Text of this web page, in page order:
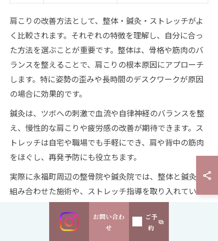
肩こりの改善方法として、整体・鍼灸・ストレッチがよ
く比較されます。それぞれの特徴を理解し、自分に合っ
た方法を選ぶことが重要です。整体は、骨格や筋肉のバ
ランスを整えることで、肩こりの根本原因にアプローチ
します。特に姿勢の歪みや長時間のデスクワークが原因
の場合に効果的です。
鍼灸は、ツボへの刺激で血流や自律神経のバランスを整
え、慢性的な肩こりや疲労感の改善が期待できます。ス
トレッチは自宅や職場でも手軽にでき、肩や背中の筋肉
をほぐし、再発予防にも役立ちます。
実際に永福町周辺の整骨院や鍼灸院では、整体と鍼灸を
組み合わせた施術や、ストレッチ指導を取り入れている
施設も多く、利用者の口コミでも「肩こりが軽減した」
との声が寄せられています。自身の体質や生活環境に合
った方法を選択し、継続して取り組むことが成功のポイ
お問い合わ
せ
ご予
約